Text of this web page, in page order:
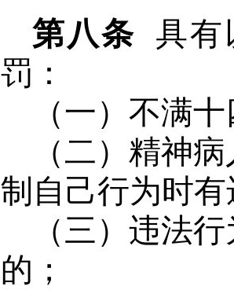
第八条
具有
罚：
（一）不满
（二）精神
制自己行为时
（三）违法
的；